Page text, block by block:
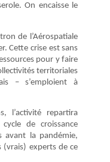
On encaisse le
de l’Aérospatiale
Cette crise est sans
pour y faire
territoriales
– s’emploient à
l’activité repartira
de croissance
avant la pandémie,
(vrais) experts de ce